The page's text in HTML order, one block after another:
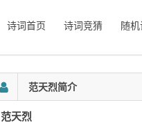
诗词首页 诗词竞猜 随机
范天烈简介
范天烈